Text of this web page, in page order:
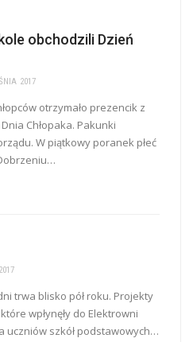
obchodzili Dzień
2017
otrzymało prezencik z
Chłopaka. Pakunki
W piątkowy poranek płeć
trwa blisko pół roku. Projekty
wpłynęły do Elektrowni
uczniów szkół podstawowych…